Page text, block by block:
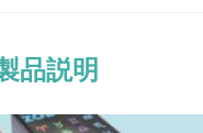
品説明